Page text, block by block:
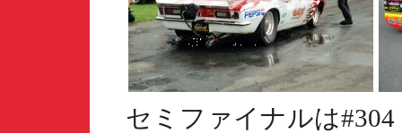
セミファイナルは